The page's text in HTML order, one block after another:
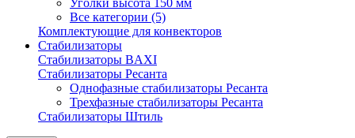
Уголки высота 150 мм
Все категории (5)
Комплектующие для конвекторов
Стабилизаторы
Стабилизаторы BAXI
Стабилизаторы Ресанта
Однофазные стабилизаторы Ресанта
Трехфазные стабилизаторы Ресанта
Стабилизаторы Штиль